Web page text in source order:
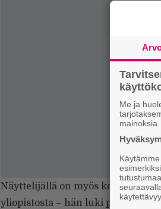
Näyttelijällä on myös
yliopistosta – hän luki
Me ja
mainoksia.